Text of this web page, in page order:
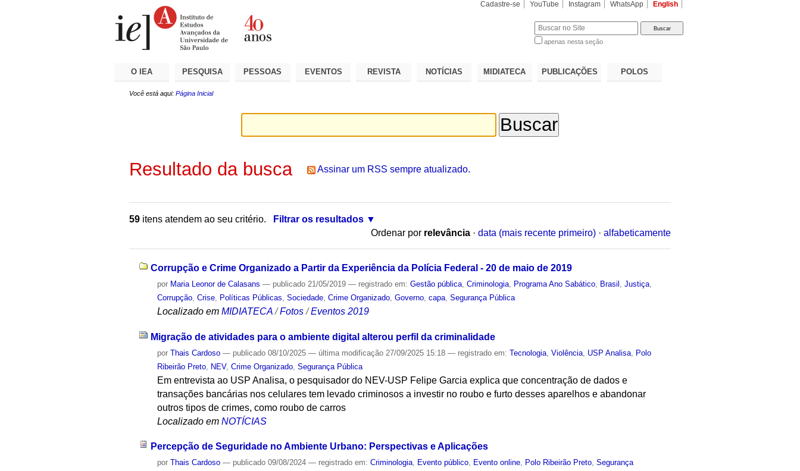
Cadastre-se YouTube Instagram WhatsApp English
apenas nesta seção
O IEA PESQUISA PESSOAS EVENTOS REVISTA NOTÍCIAS MIDIATECA PUBLICAÇÕES POLOS
Você está aqui: Página Inicial
Resultado da busca Assinar um RSS sempre atualizado.
59 itens atendem ao seu critério.
Filtrar os resultados
Ordenar por relevância · data (mais recente primeiro) · alfabeticamente
Corrupção e Crime Organizado a Partir da Experiência da Polícia Federal - 20 de maio de 2019
por Maria Leonor de Calasans — publicado 21/05/2019— registrado em:Gestão pública ,Criminologia Programa Ano Sabático Brasil ,Justiça
Corrupção ,Crise Políticas Públicas ,Sociedade ,Crime Organizado ,Governo ,capa ,Segurança Pública
Localizado em MIDIATECA /Fotos /Eventos 2019
Migração de atividades para o ambiente digital alterou perfil da criminalidade
porThais Cardoso — publicado 08/10/2025— última modificação 27/09/2025 15:18— registrado em:Tecnologia ,Violência USP Analisa Polo
Ribeirão Preto NEV,Crime Organizado ,Segurança Pública
Em entrevista ao USP Analisa, o pesquisador do NEV-USP Felipe Garcia explica que concentração de dados e
transações bancárias nos celulares tem levado criminosos a investir no roubo e furto desses aparelhos e abandonar
outros tipos de crimes, como roubo de carros
Localizado em NOTÍCIAS
Percepção de Seguridade no Ambiente Urbano: Perspectivas e Aplicações
porThais Cardoso — publicado 09/08/2024— registrado em:Criminologia, Evento público, Evento online, Polo Ribeirão Preto,Segurança